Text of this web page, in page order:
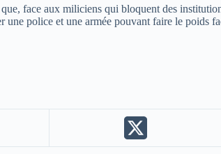
face aux miliciens qui bloquent des
une police et une armée pouvant faire le poids